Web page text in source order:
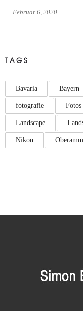
Februar 6, 2020
TAGS
Bavaria Bayern
fotografie Fotos
Landscape
Nikon